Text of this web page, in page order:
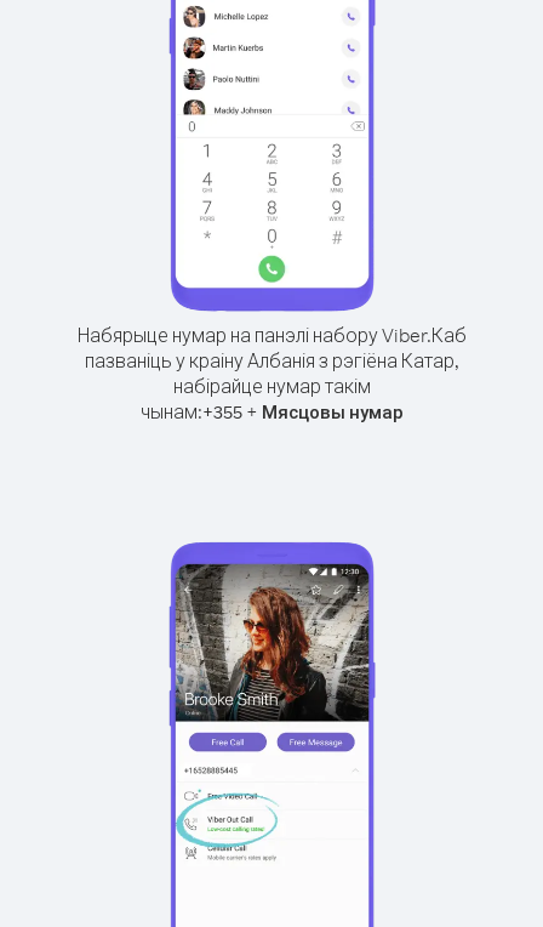
Набярыце нумар на панэлі набору Viber.Каб
пазваніць у краіну Албанія з рэгіёна Катар,
набірайце нумар такім
чынам:+355+ Мясцовы нумар